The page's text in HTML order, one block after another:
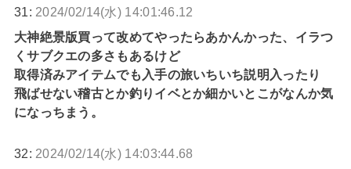
31: 2024/02/14(水) 14:01:46.12
大神絶景版買って改めてやったらあかんかった、イラつ
くサブクエの多さもあるけど
取得済みアイテムでも入手の旅いちいち説明入ったり
飛ばせない稽古とか釣りイベとか細かいとこがなんか気
になっちまう。
32: 2024/02/14(水) 14:03:44.68